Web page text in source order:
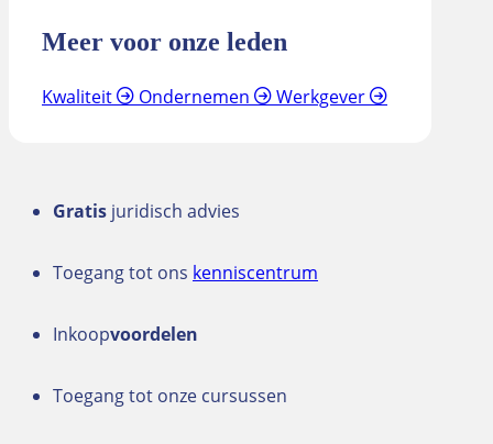
Meer voor onze leden
Kwaliteit Ondernemen Werkgever
Gratis juridisch advies
Toegang tot ons kenniscentrum
Inkoopvoordelen
Toegang tot onze cursussen